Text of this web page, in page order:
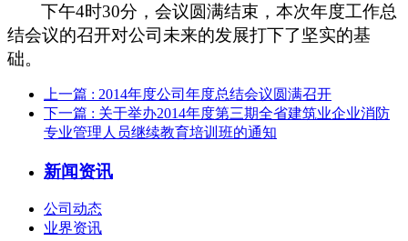
下午4时30分，会议圆满结束，本次年度工作总
结会议的召开对公司未来的发展打下了坚实的基
础。
上一篇 : 2014年度公司年度总结会议圆满召开
下一篇 : 关于举办2014年度第三期全省建筑业企业消防
专业管理人员继续教育培训班的通知
新闻资讯
公司动态
业界资讯